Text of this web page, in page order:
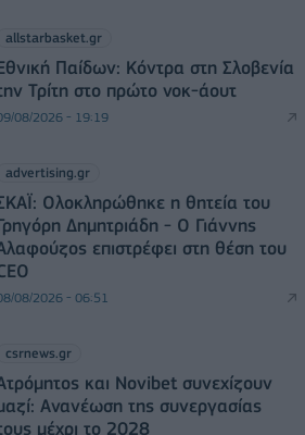
allstarbasket.gr
Παίδων: Κόντρα στη Σλοβενία
Τρίτη στο πρώτο νοκ-άουτ
08/2026 - 19:19
advertising.gr
Ολοκληρώθηκε η θητεία του
Δημητριάδη - Ο Γιάννης
επιστρέφει στη θέση του
08/2026 - 06:51
csrnews.gr
και Novibet συνεχίζουν
Ανανέωση της συνεργασίας
μέχρι το 2028